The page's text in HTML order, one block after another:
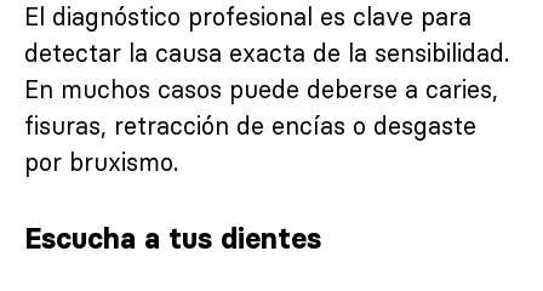
El diagnóstico profesional es clave para
detectar la causa exacta de la sensibilidad.
En muchos casos puede deberse a caries,
fisuras, retracción de encías o desgaste
por bruxismo.
Escucha a tus dientes